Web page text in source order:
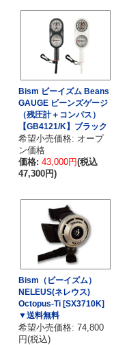
Bism ビーイズム Beans
GAUGE ビーンズゲージ
（残圧計＋コンパス）
【GB4121/K】ブラック
希望小売価格: オープ
ン価格
価格: 43,000円(税込
47,300円)
Bism（ビーイズム）
NELEUS(ネレウス)
Octopus-Ti [SX3710K]
▼送料無料
希望小売価格: 74,800
円(税込)